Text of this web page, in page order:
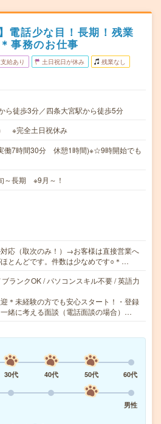
電話少な目！長期！残業
事務のお仕事
給あり 土日祝日が休み 残業なし
ら徒歩3分／四条大宮駅から徒歩5分
※完全土日祝休み
働7時間30分 休憩1時間)※☆9時開始でも
～長期 ※9月～！
対応（取次のみ！）→お客様は直接営業へ
とんどです。件数は少なめです○＊…
ランクOK / パソコンスキル不要 / 英語力
＊未経験の方でも安心スタート！・登録
緒に考える面談（電話面談の場合）…
30代 40代 50代
60代
男性